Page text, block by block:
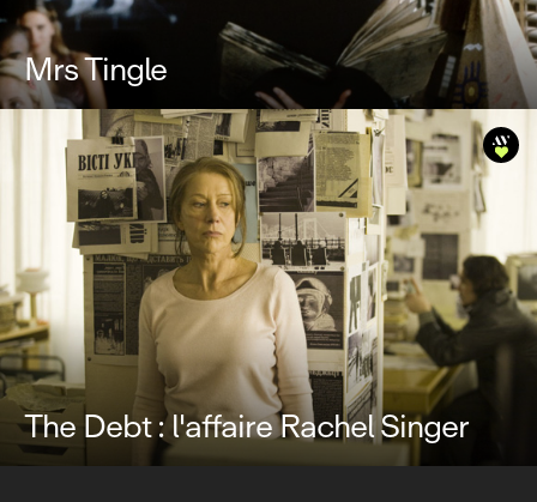
Mrs Tingle
The Debt : l'affaire Rachel Singer